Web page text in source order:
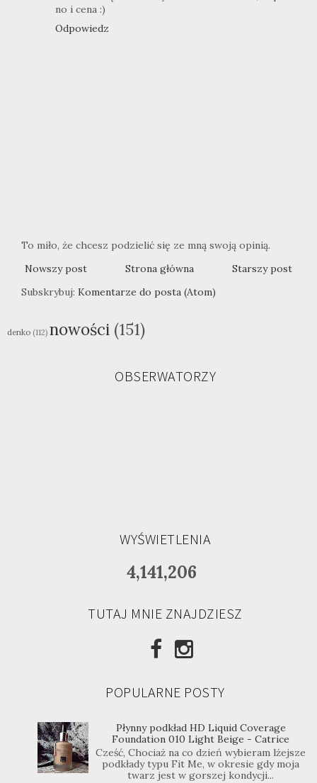
no i cena :)
Odpowiedz
To miło, że chcesz podzielić się ze mną swoją opinią.
Nowszy post
Starszy post
Strona główna
Subskrybuj: Komentarze do posta (Atom)
denko (112) nowości (151)
OBSERWATORZY
WYŚWIETLENIA
4,141,206
TUTAJ MNIE ZNAJDZIESZ
POPULARNE POSTY
Płynny podkład HD Liquid Coverage
Foundation 010 Light Beige - Catrice
Cześć, Chociaż na co dzień wybieram lżejsze
podkłady typu Fit Me, w okresie gdy moja
twarz jest w gorszej kondycji...